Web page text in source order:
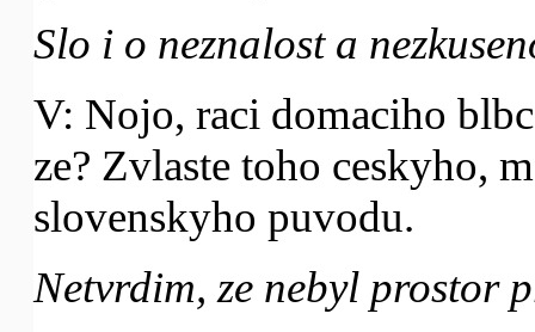
Slo i o neznalost a
V: Nojo, raci domaciho
ze? Zvlaste toho ceskyho,
slovenskyho puvodu.
Netvrdim, ze nebyl prostor